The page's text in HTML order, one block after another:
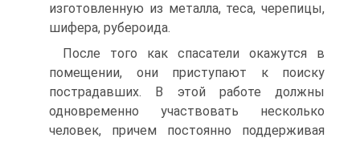
изготовленную из металла, теса, черепицы,
шифера, рубероида.
После того как спасатели окажутся в
помещении, они приступают к поиску
пострадавших. В этой работе должны
одновременно участвовать несколько
человек, причем постоянно поддерживая